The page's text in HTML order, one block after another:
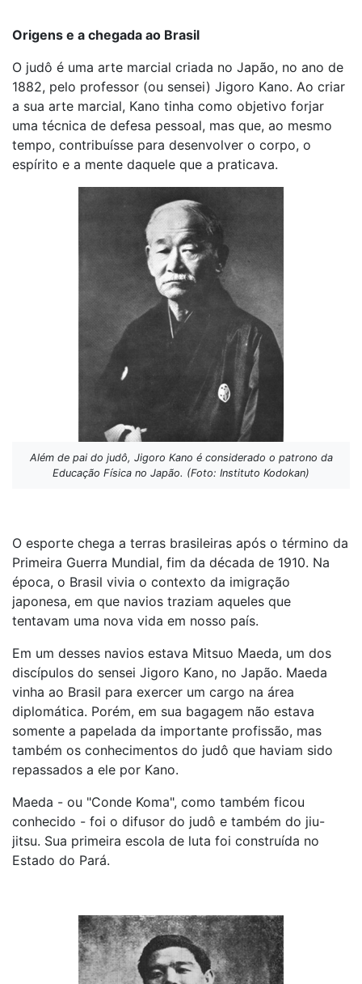
Origens e a chegada ao Brasil
O judô é uma arte marcial criada no Japão, no ano de
1882, pelo professor (ou sensei) Jigoro Kano. Ao criar
a sua arte marcial, Kano tinha como objetivo forjar
uma técnica de defesa pessoal, mas que, ao mesmo
tempo, contribuísse para desenvolver o corpo, o
espírito e a mente daquele que a praticava.
Além de pai do judô, Jigoro Kano é considerado o patrono da
Educação Física no Japão. (Foto: Instituto Kodokan)
O esporte chega a terras brasileiras após o término da
Primeira Guerra Mundial, fim da década de 1910. Na
época, o Brasil vivia o contexto da imigração
japonesa, em que navios traziam aqueles que
tentavam uma nova vida em nosso país.
Em um desses navios estava Mitsuo Maeda, um dos
discípulos do sensei Jigoro Kano, no Japão. Maeda
vinha ao Brasil para exercer um cargo na área
diplomática. Porém, em sua bagagem não estava
somente a papelada da importante profissão, mas
também os conhecimentos do judô que haviam sido
repassados a ele por Kano.
Maeda - ou "Conde Koma", como também ficou
conhecido - foi o difusor do judô e também do jiu-
jitsu. Sua primeira escola de luta foi construída no
Estado do Pará.